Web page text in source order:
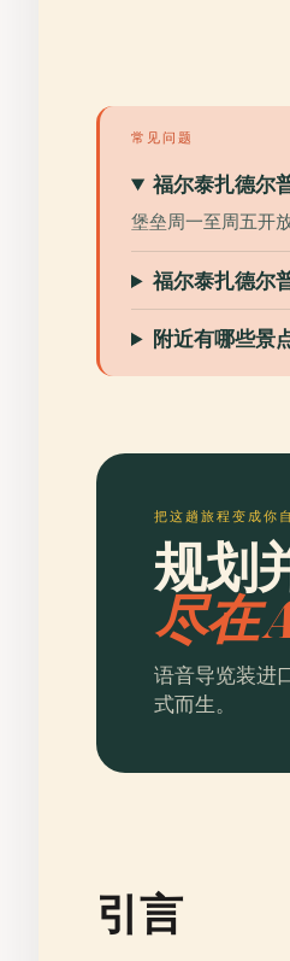
常见问题
福尔泰扎德尔
堡垒周一至周五开
福尔泰扎德尔
附近有哪些景
把这趟旅程变成你
规划
尽在
语音导览装进
式而生。
引言